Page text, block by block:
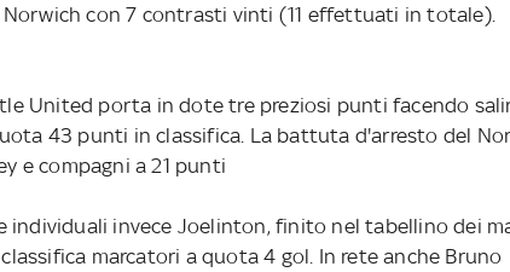
con 7 contrasti vinti (11 effettuati in totale).
United porta in dote tre preziosi punti facendo
43 punti in classifica. La battuta d'arresto del
e compagni a 21 punti
individuali invece Joelinton, finito nel tabellino dei
marcatori a quota 4 gol. In rete anche Bruno